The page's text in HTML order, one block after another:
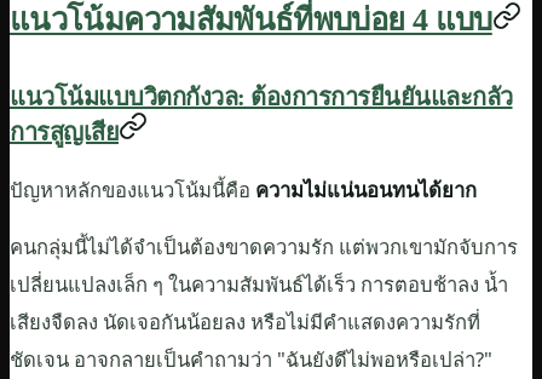
แนวโน้มความสัมพันธ์ที่พบบ่อย 4 แบบ
แนวโน้มแบบวิตกกังวล: ต้องการการยืนยันและกลัว
การสูญเสีย
ปัญหาหลักของแนวโน้มนี้คือ ความไม่แน่นอนทนได้ยาก
คนกลุ่มนี้ไม่ได้จำเป็นต้องขาดความรัก แต่พวกเขามักจับการ
เปลี่ยนแปลงเล็ก ๆ ในความสัมพันธ์ได้เร็ว การตอบช้าลง น้ำ
เสียงจืดลง นัดเจอกันน้อยลง หรือไม่มีคำแสดงความรักที่
ชัดเจน อาจกลายเป็นคำถามว่า "ฉันยังดีไม่พอหรือเปล่า?"